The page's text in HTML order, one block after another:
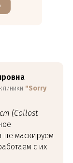
"Sorry
(Collost
не маскируем
с их